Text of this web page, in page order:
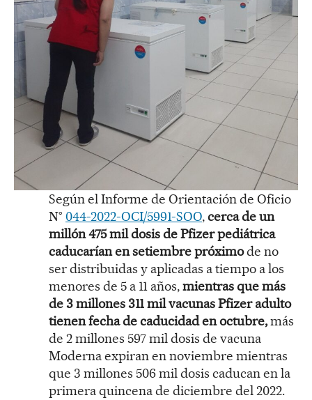
Según el Informe de Orientación de Oficio
N° 044-2022-OCI/5991-SOO,cerca de un
millón 475 mil dosis de Pfizer pediátrica
caducarían en setiembre próximode no
ser distribuidas y aplicadas a tiempo a los
menores de 5 a 11 años,mientras que más
de 3 millones 311 mil vacunas Pfizer adulto
tienen fecha de caducidad en octubre,más
de 2 millones 597 mil dosis de vacuna
Moderna expiran en noviembre mientras
que 3 millones 506 mil dosis caducan en la
primera quincena de diciembre del 2022.